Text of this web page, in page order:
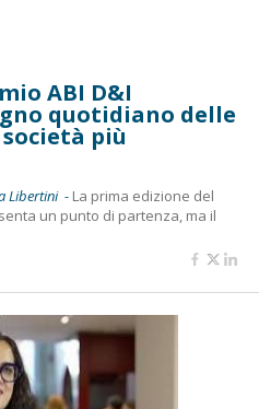
ABI D&I
quotidiano delle
più
Libertini - La prima edizione del
un punto di partenza, ma il